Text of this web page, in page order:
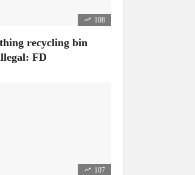
108
recycling bin
FD
107